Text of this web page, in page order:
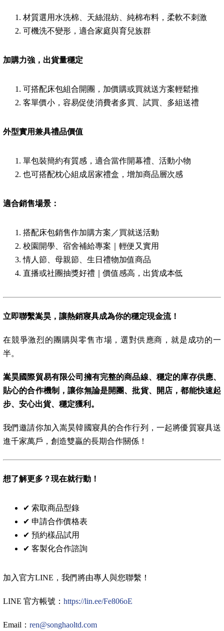
材質選用水洗棉、天絲混紡、純棉布料，柔軟不刺激
可機洗不變形，適合家庭與育兒族群
加購力強，出貨量穩定
可搭配床包組合開團，加價購或買就送方案輕鬆推
客單價小，容易促使消費者多買、試買、多組送禮
外型實用兼具禮品價值
單包裝簡約有質感，適合當作開幕禮、活動小物
也可搭配枕心組成居家禮盒，增加商品層次感
適合銷售場景：
搭配床包銷售作加購方案／買就送活動
校園開學、宿舍補給專案｜輕便又實用
情人節、母親節、生日禮物加值商品
直播或社團抽獎好禮｜價值感高，出貨成本低
立即聯繫嵩昊，讓熱銷寢具成為你的穩定現金流！
在競爭激烈的團購與零售市場，選對供應商，就是成功的一
半。
嵩昊國際貿易有限公司擁有完整的商品線、穩定的庫存供應、
貼心的合作機制，讓你無論是開團、批貨、開店，都能快速起
步、安心出貨、穩定獲利。
我們邀請你加入嵩昊韓國寢具的合作行列，一起將優質寢具送
進千家萬戶，創造雙贏的長期合作關係！
想了解更多？現在就行動！
✔ 索取商品型錄
✔ 申請合作價格表
✔ 預約樣品試用
✔ 客製化合作諮詢
加入官方LINE，我們將由專人與您聯繫！
LINE 官方帳號： https://lin.ee/Fe806oE
Email： ren@songhaoltd.com